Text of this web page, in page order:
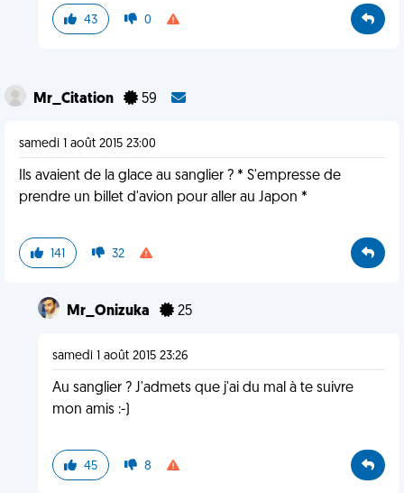
43 0
Mr_Citation 59
samedi 1 août 2015 23:00
Ils avaient de la glace au sanglier ? * S'empresse de
prendre un billet d'avion pour aller au Japon *
141 32
Mr_Onizuka 25
samedi 1 août 2015 23:26
Au sanglier ? J'admets que j'ai du mal à te suivre
mon amis :-)
45 8